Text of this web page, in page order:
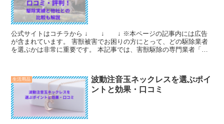
公式サイトはコチラから ↓ ↓ ↓ ※本ページの記事内には広告
が含まれています。 害獣被害でお困りの方にとって、どの駆除業者
を選ぶかは非常に重要です。 本記事では、害獣駆除の専門業者「害
生活用品
波動注音玉ネックレスを選ぶポイ
ントと効果・口コミ